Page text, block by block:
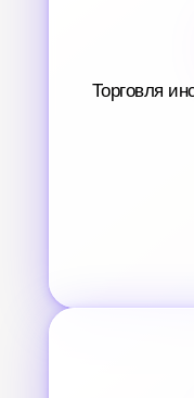
Торговля